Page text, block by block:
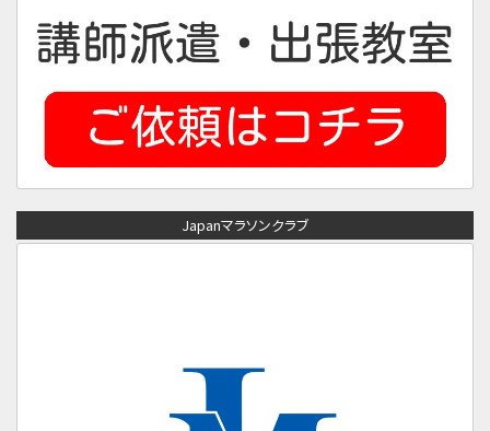
Japanマラソンクラブ